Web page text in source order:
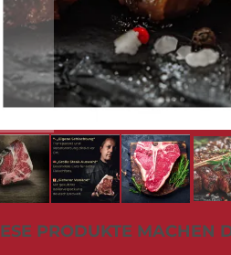
PRODUKTE MACHEN